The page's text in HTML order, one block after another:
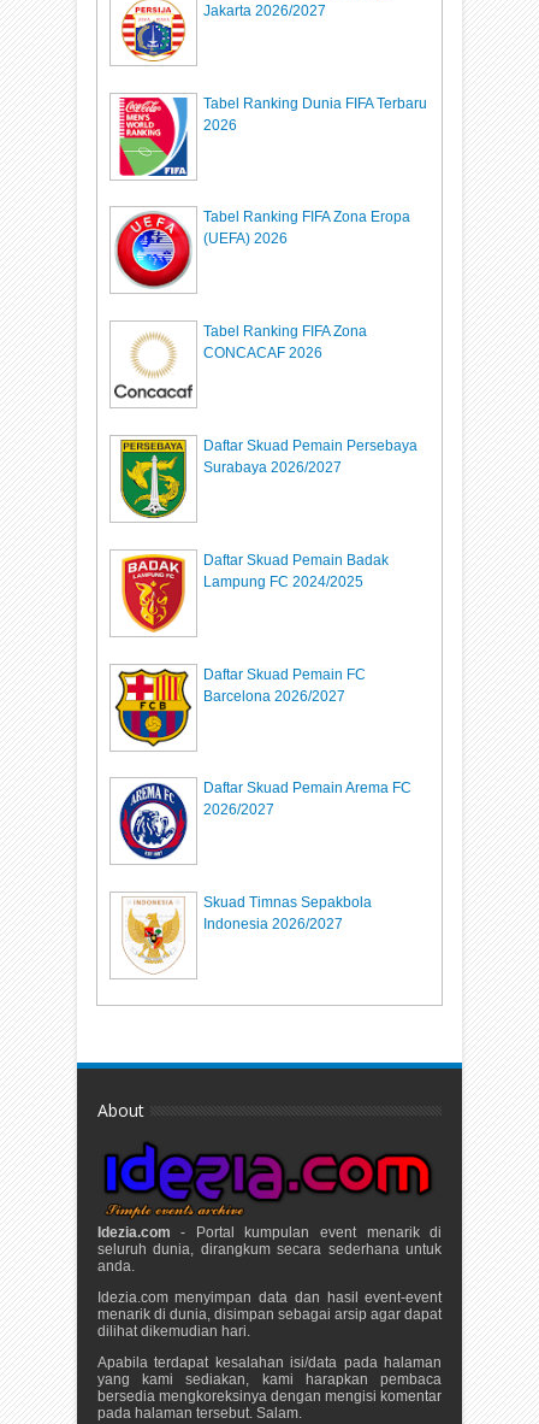
Jakarta 2026/2027
Tabel Ranking Dunia FIFA Terbaru
2026
Tabel Ranking FIFA Zona Eropa
(UEFA) 2026
Tabel Ranking FIFA Zona
CONCACAF 2026
Daftar Skuad Pemain Persebaya
Surabaya 2026/2027
Daftar Skuad Pemain Badak
Lampung FC 2024/2025
Daftar Skuad Pemain FC
Barcelona 2026/2027
Daftar Skuad Pemain Arema FC
2026/2027
Skuad Timnas Sepakbola
Indonesia 2026/2027
About
Idezia.com - Portal kumpulan event menarik di
seluruh dunia, dirangkum secara sederhana untuk
anda.
Idezia.com menyimpan data dan hasil event-event
menarik di dunia, disimpan sebagai arsip agar dapat
dilihat dikemudian hari.
Apabila terdapat kesalahan isi/data pada halaman
yang kami sediakan, kami harapkan pembaca
bersedia mengkoreksinya dengan mengisi komentar
pada halaman tersebut. Salam.